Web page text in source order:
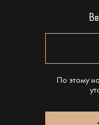
По этому